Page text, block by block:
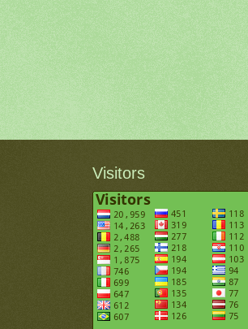
Visitors